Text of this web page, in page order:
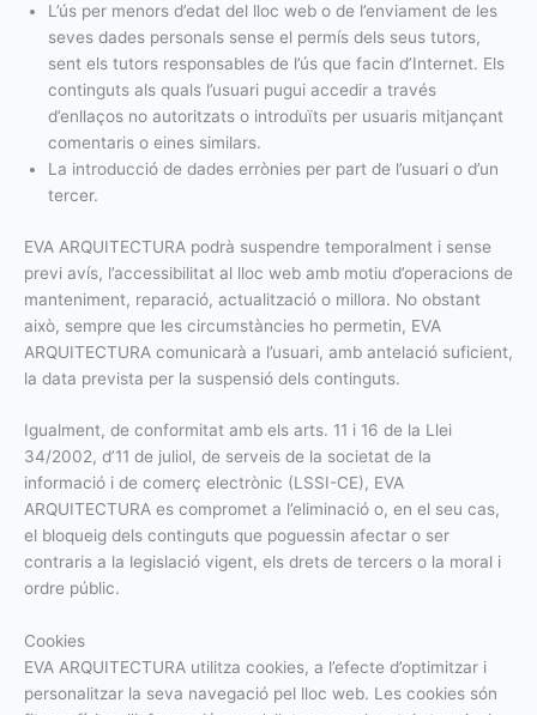
L’ús per menors d’edat del lloc web o de l’enviament de les
seves dades personals sense el permís dels seus tutors,
sent els tutors responsables de l’ús que facin d’Internet. Els
continguts als quals l’usuari pugui accedir a través
d’enllaços no autoritzats o introduïts per usuaris mitjançant
comentaris o eines similars.
La introducció de dades errònies per part de l’usuari o d’un
tercer.
EVA ARQUITECTURA podrà suspendre temporalment i sense
previ avís, l’accessibilitat al lloc web amb motiu d’operacions de
manteniment, reparació, actualització o millora. No obstant
això, sempre que les circumstàncies ho permetin, EVA
ARQUITECTURA comunicarà a l’usuari, amb antelació suficient,
la data prevista per la suspensió dels continguts.
Igualment, de conformitat amb els arts. 11 i 16 de la Llei
34/2002, d’11 de juliol, de serveis de la societat de la
informació i de comerç electrònic (LSSI-CE), EVA
ARQUITECTURA es compromet a l’eliminació o, en el seu cas,
el bloqueig dels continguts que poguessin afectar o ser
contraris a la legislació vigent, els drets de tercers o la moral i
ordre públic.
Cookies
EVA ARQUITECTURA utilitza cookies, a l’efecte d’optimitzar i
personalitzar la seva navegació pel lloc web. Les cookies són